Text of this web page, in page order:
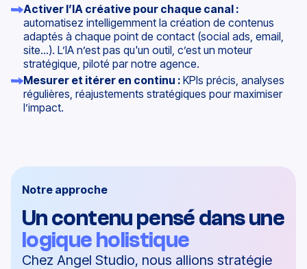
Activer l’IA créative pour chaque canal :
automatisez intelligemment la création de contenus
adaptés à chaque point de contact (social ads, email,
site…). L’IA n’est pas qu'un outil, c’est un moteur
stratégique, piloté par notre agence.
Mesurer et itérer en continu : KPIs précis, analyses
régulières, réajustements stratégiques pour maximiser
l’impact.
Notre approche
Un contenu pensé dans une
logique holistique
Chez Angel Studio, nous allions stratégie